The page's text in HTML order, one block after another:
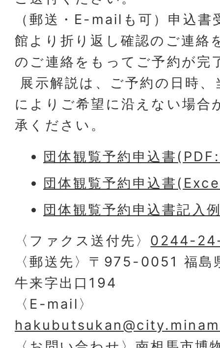
（郵送・E-mailも可）申込書
館より折り返し確認のご連絡
のご連絡をもってご予約が完
展示解説は、ご予約の日時
によりご希望に沿えない場合
承ください。
団体観覧予約申込書
団体観覧予約申込書
団体観覧予約申込書記
〈ファクス送付先〉 0244-
〈郵送先〉〒975-0051 福島
牛来字出口194
〈E-mail〉